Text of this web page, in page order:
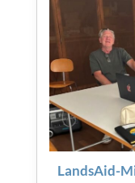
LandsAid-